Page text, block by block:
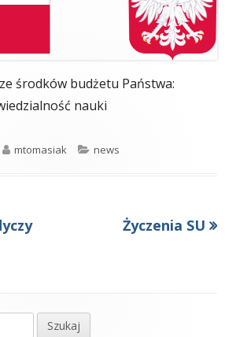
środków budżetu Państwa:
nauki
Autor
mtomasiak Kategorie
news
Następny
Życzenia SU